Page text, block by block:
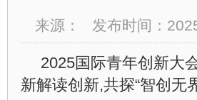
来源： 发布时间：
2025国际青年创新大
新解读创新,共探“智创无